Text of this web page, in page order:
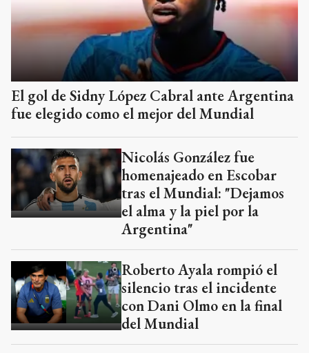
El gol de Sidny López Cabral ante Argentina
fue elegido como el mejor del Mundial
Nicolás González fue
homenajeado en Escobar
tras el Mundial: "Dejamos
el alma y la piel por la
Argentina"
Roberto Ayala rompió el
silencio tras el incidente
con Dani Olmo en la final
del Mundial